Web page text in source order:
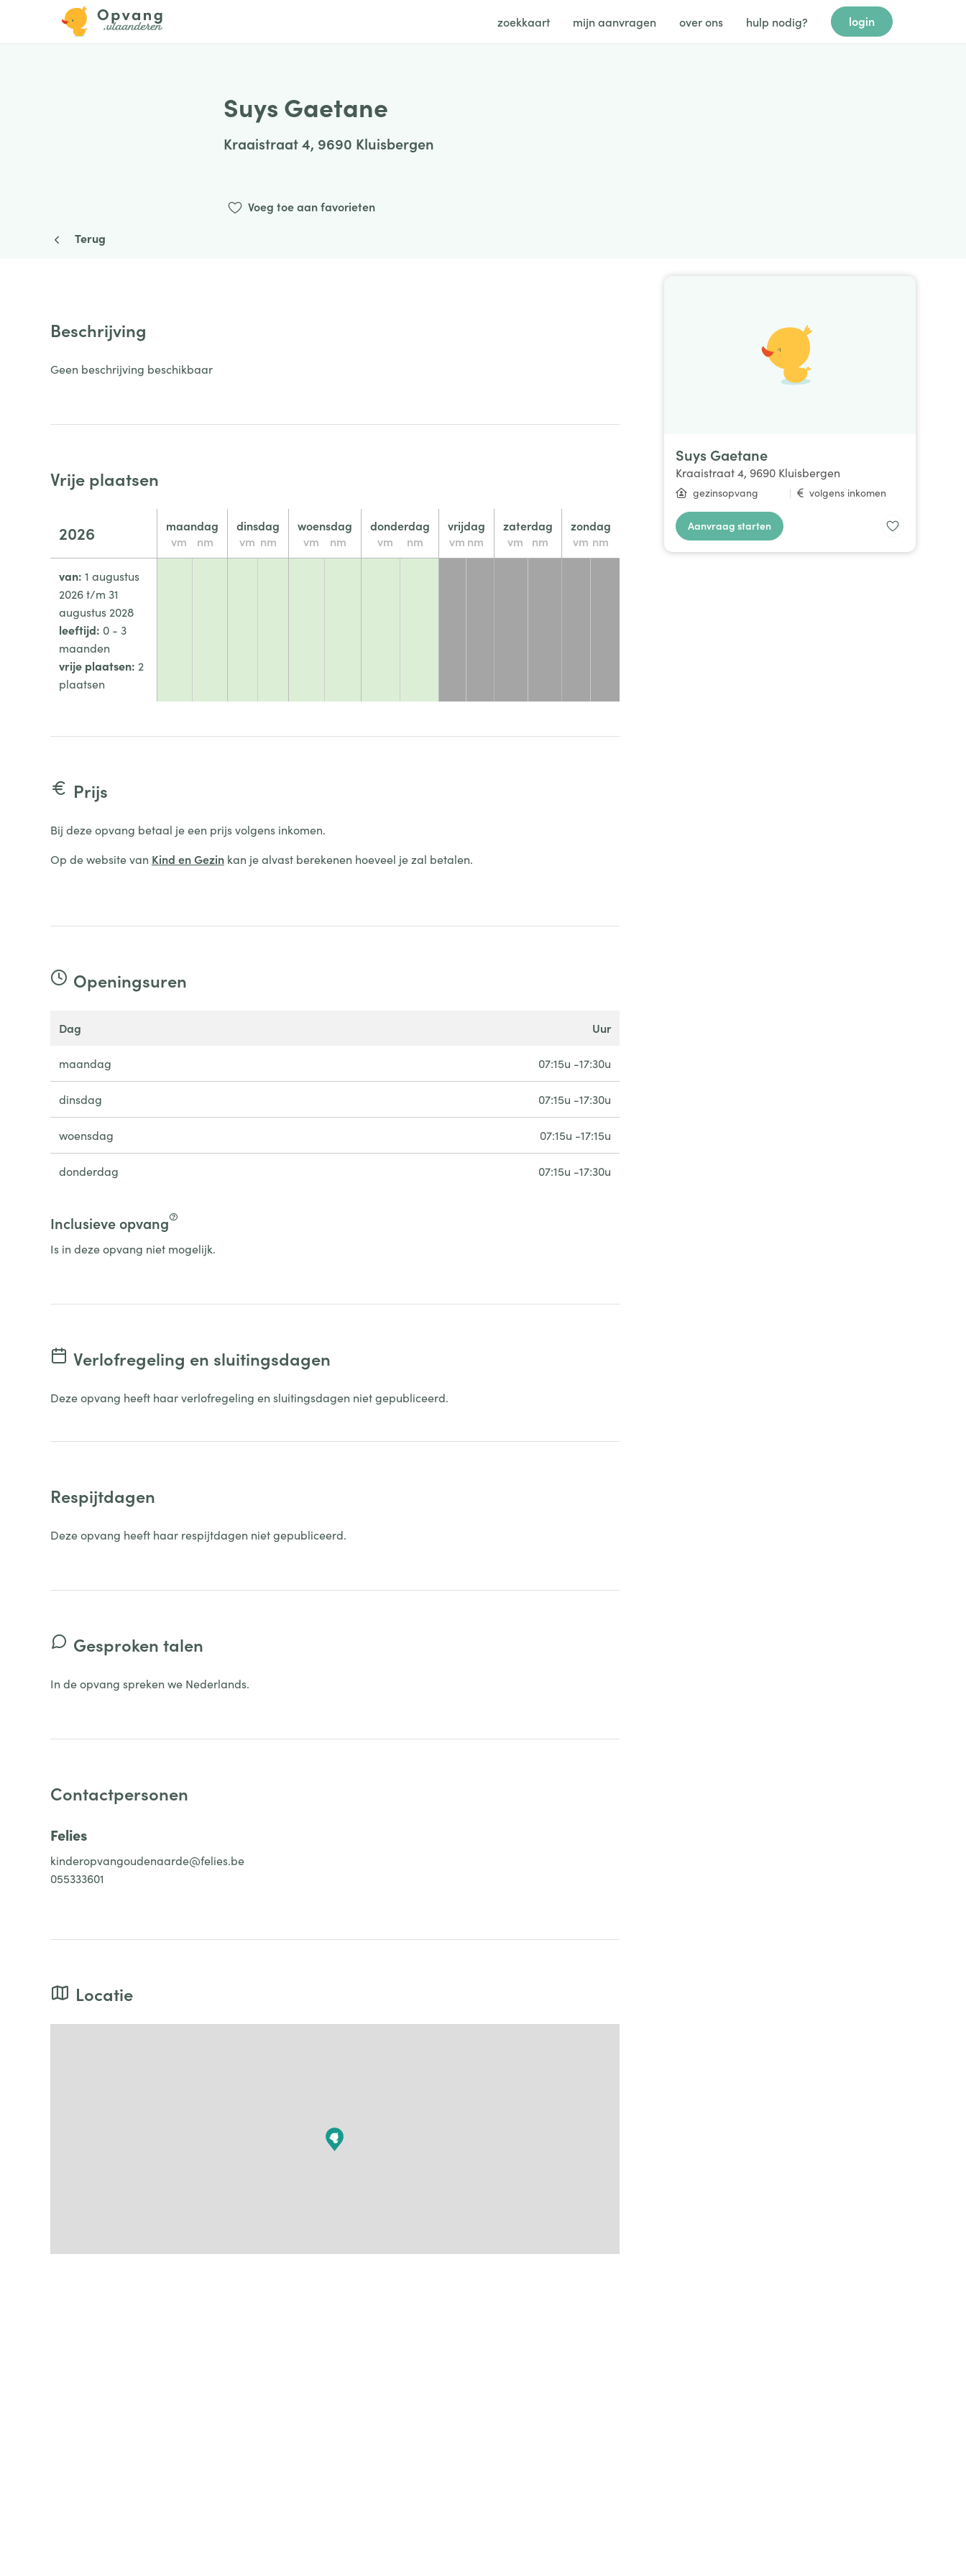
zoekkaart mijn aanvragen over ons hulp nodig? login
Suys Gaetane
Kraaistraat 4, 9690 Kluisbergen
Voeg toe aan favorieten
Terug
Suys Gaetane
Kraaistraat 4, 9690 Kluisbergen
gezinsopvang | volgens inkomen
Aanvraag starten
Beschrijving
Geen beschrijving beschikbaar
Vrije plaatsen
2026
maandag
vm
nm
dinsdag
vm nm
woensdag
vm
nm
donderdag
vm
nm
vrijdag
vm nm
zaterdag
vm
nm
zondag
vm nm
van: 1 augustus
2026 t/m 31
augustus 2028
leeftijd: 0 - 3
maanden
vrije plaatsen: 2
plaatsen
Prijs
Bij deze opvang betaal je een prijs volgens inkomen.
Op de website van Kind en Gezinkan je alvast berekenen hoeveel je zal betalen.
Openingsuren
dag uur
maandag 07:15u -17:30u
dinsdag 07:15u -17:30u
woensdag 07:15u -17:15u
donderdag 07:15u -17:30u
Inclusieve opvang
Is in deze opvang niet mogelijk.
Verlofregeling en sluitingsdagen
Deze opvang heeft haar verlofregeling en sluitingsdagen niet gepubliceerd.
Respijtdagen
Deze opvang heeft haar respijtdagen niet gepubliceerd.
Gesproken talen
In de opvang spreken we Nederlands.
Contactpersonen
Felies
kinderopvangoudenaarde@felies.be
055333601
Locatie